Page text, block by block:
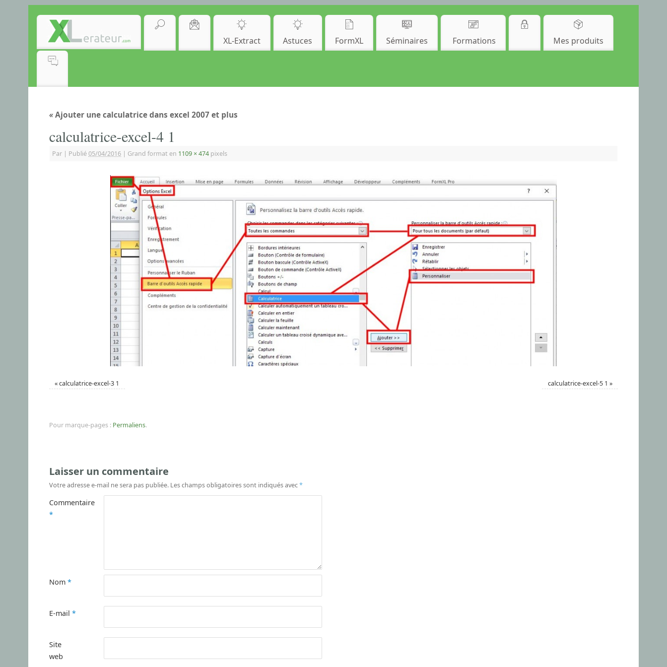
XL-Extract Astuces FormXL Séminaires Formations Mes produits
«Ajouter une calculatrice dans excel 2007 et plus
calculatrice-excel-4 1
Par | Publié05/04/2016 | Grand format en 1109 × 474 pixels
«calculatrice-excel-3 1 calculatrice-excel-5 1 »
Pour marque-pages : Permaliens.
Laisser un commentaire
Votre adresse e-mail ne sera pas publiée. Les champs obligatoires sont indiqués avec*
Commentaire
*
Nom *
E-mail *
Site
web